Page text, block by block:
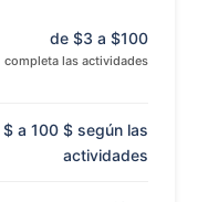
de $3 a $100
completa las actividades
a 100 $ según las
actividades